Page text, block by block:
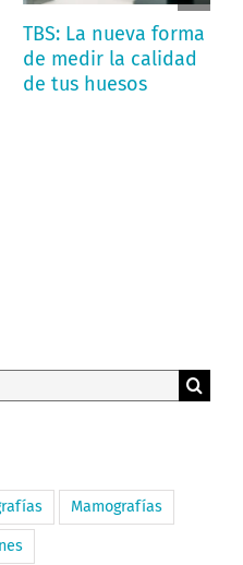
TBS: La nueva forma
de medir la calidad
de tus huesos
Mamografías